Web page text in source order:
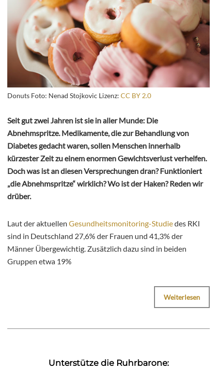
Donuts Foto: Nenad Stojkovic Lizenz: CC BY 2.0
Seit gut zwei Jahren ist sie in aller Munde: Die
Abnehmspritze. Medikamente, die zur Behandlung von
Diabetes gedacht waren, sollen Menschen innerhalb
kürzester Zeit zu einem enormen Gewichtsverlust verhelfen.
Doch was ist an diesen Versprechungen dran? Funktioniert
„die Abnehmspritze“ wirklich? Wo ist der Haken? Reden wir
drüber.
Laut der aktuellen Gesundheitsmonitoring-Studiedes RKI
sind in Deutschland 27,6% der Frauen und 41,3% der
Männer Übergewichtig. Zusätzlich dazu sind in beiden
Gruppen etwa 19%
Weiterlesen
Unterstütze die Ruhrbarone: